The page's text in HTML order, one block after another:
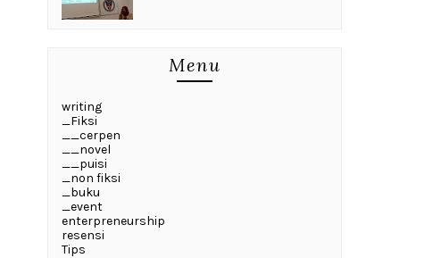
Menu
writing
_Fiksi
__cerpen
__novel
__puisi
_non fiksi
_buku
_event
enterpreneurship
resensi
Tips